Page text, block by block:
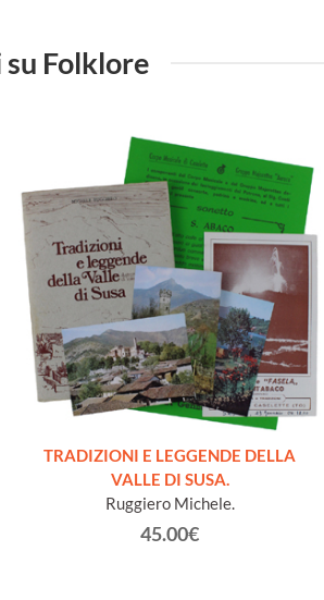
Folklore
TRADIZIONI E LEGGENDE DELLA
VALLE DI SUSA.
Ruggiero Michele.
45.00€